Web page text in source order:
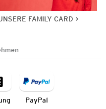
FAMILY CARD
PayPal